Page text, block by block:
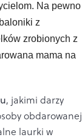
Na pewno
z
zrobionych z
mama na
, jakimi darzy
obdarowanej
laurki w